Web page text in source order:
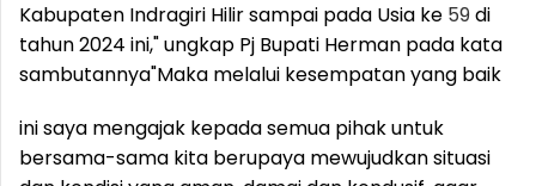
Kabupaten Indragiri Hilir sampai pada Usia ke 59di
tahun 2024 ini," ungkap Pj Bupati Herman pada kata
sambutannya"Maka melalui kesempatan yang baik
ini saya mengajak kepada semua pihak untuk
bersama-sama kita berupaya mewujudkan situasi